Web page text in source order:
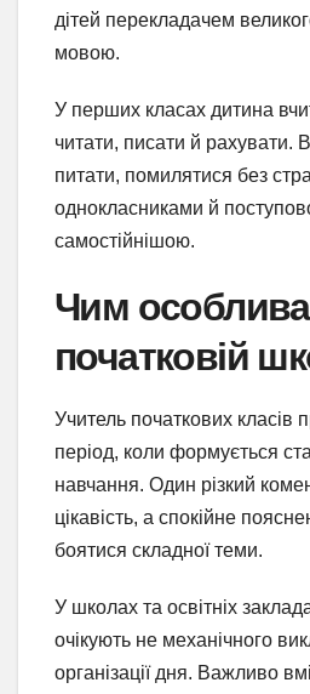
дітей перекладачем
мовою.
У перших класах дитина
читати, писати й рахувати.
питати, помилятися без
однокласниками й
самостійнішою.
Чим
початковій
Учитель початкових класів
період, коли формується
навчання. Один різкий
цікавість, а спокійне
боятися складної теми.
У школах та освітніх
очікують не механічного
організації дня. Важливо